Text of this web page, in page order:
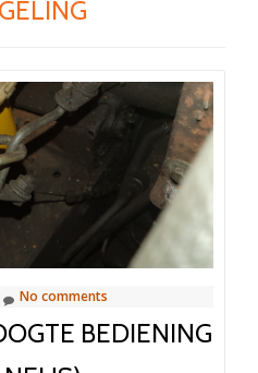
No comments
BEDIENING